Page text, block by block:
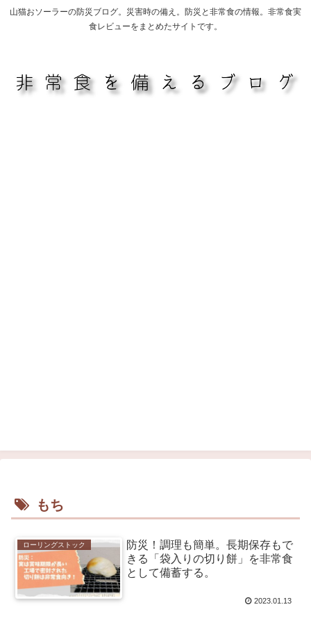
山猫おソーラーの防災ブログ。災害時の備え。防災と非常食の情報。非常食実
食レビューをまとめたサイトです。
もち
ローリングストック
防災！調理も簡単。長期保存もで
きる「袋入りの切り餅」を非常食
として備蓄する。
2023.01.13